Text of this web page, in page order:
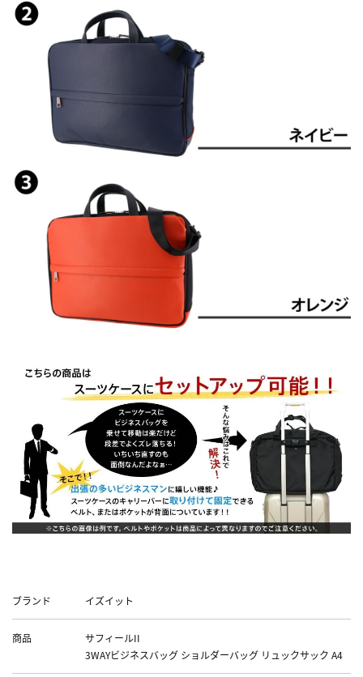
ブランド
イズイット
商品
サフィールII
3WAYビジネスバッグ ショルダーバッグ リュックサック A4